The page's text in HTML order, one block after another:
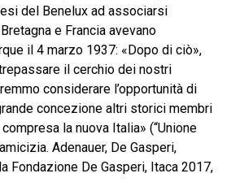
del Benelux ad associarsi
e Francia avevano
il 4 marzo 1937: «Dopo di ciò»,
il cerchio dei nostri
considerare l’opportunità di
concezione altri storici membri
la nuova Italia» (“Unione
Adenauer, De Gasperi,
Fondazione De Gasperi, Itaca 2017,